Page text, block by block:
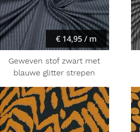
€ 14,95 / m
Geweven stof zwart met
blauwe glitter strepen